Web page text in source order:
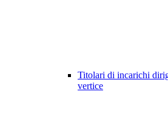
Titolari di incarichi
vertice